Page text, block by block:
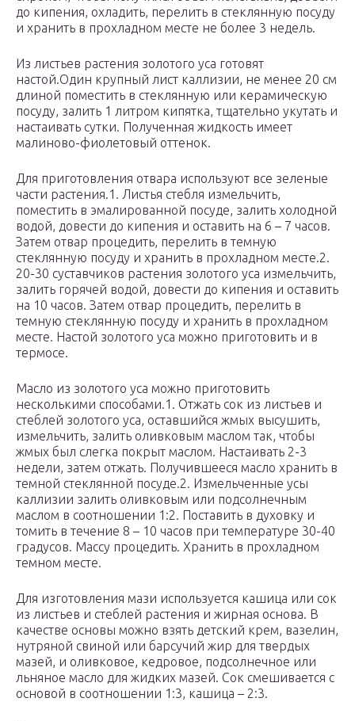
до кипения, охладить, перелить в стеклянную посуду
и хранить в прохладном месте не более 3 недель.
Из листьев растения золотого уса готовят
настой.Один крупный лист каллизии, не менее 20 см
длиной поместить в стеклянную или керамическую
посуду, залить 1 литром кипятка, тщательно укутать и
настаивать сутки. Полученная жидкость имеет
малиново-фиолетовый оттенок.
Для приготовления отвара используют все зеленые
части растения.1. Листья стебля измельчить,
поместить в эмалированной посуде, залить холодной
водой, довести до кипения и оставить на 6 – 7 часов.
Затем отвар процедить, перелить в темную
стеклянную посуду и хранить в прохладном месте.2.
20-30 суставчиков растения золотого уса измельчить,
залить горячей водой, довести до кипения и оставить
на 10 часов. Затем отвар процедить, перелить в
темную стеклянную посуду и хранить в прохладном
месте. Настой золотого уса можно приготовить и в
термосе.
Масло из золотого уса можно приготовить
несколькими способами.1. Отжать сок из листьев и
стеблей золотого уса, оставшийся жмых высушить,
измельчить, залить оливковым маслом так, чтобы
жмых был слегка покрыт маслом. Настаивать 2-3
недели, затем отжать. Получившееся масло хранить в
темной стеклянной посуде.2. Измельченные усы
каллизии залить оливковым или подсолнечным
маслом в соотношении 1:2. Поставить в духовку и
томить в течение 8 – 10 часов при температуре 30-40
градусов. Массу процедить. Хранить в прохладном
темном месте.
Для изготовления мази используется кашица или сок
из листьев и стеблей растения и жирная основа. В
качестве основы можно взять детский крем, вазелин,
нутряной свиной или барсучий жир для твердых
мазей, и оливковое, кедровое, подсолнечное или
льняное масло для жидких мазей. Сок смешивается с
основой в соотношении 1:3, кашица – 2:3.